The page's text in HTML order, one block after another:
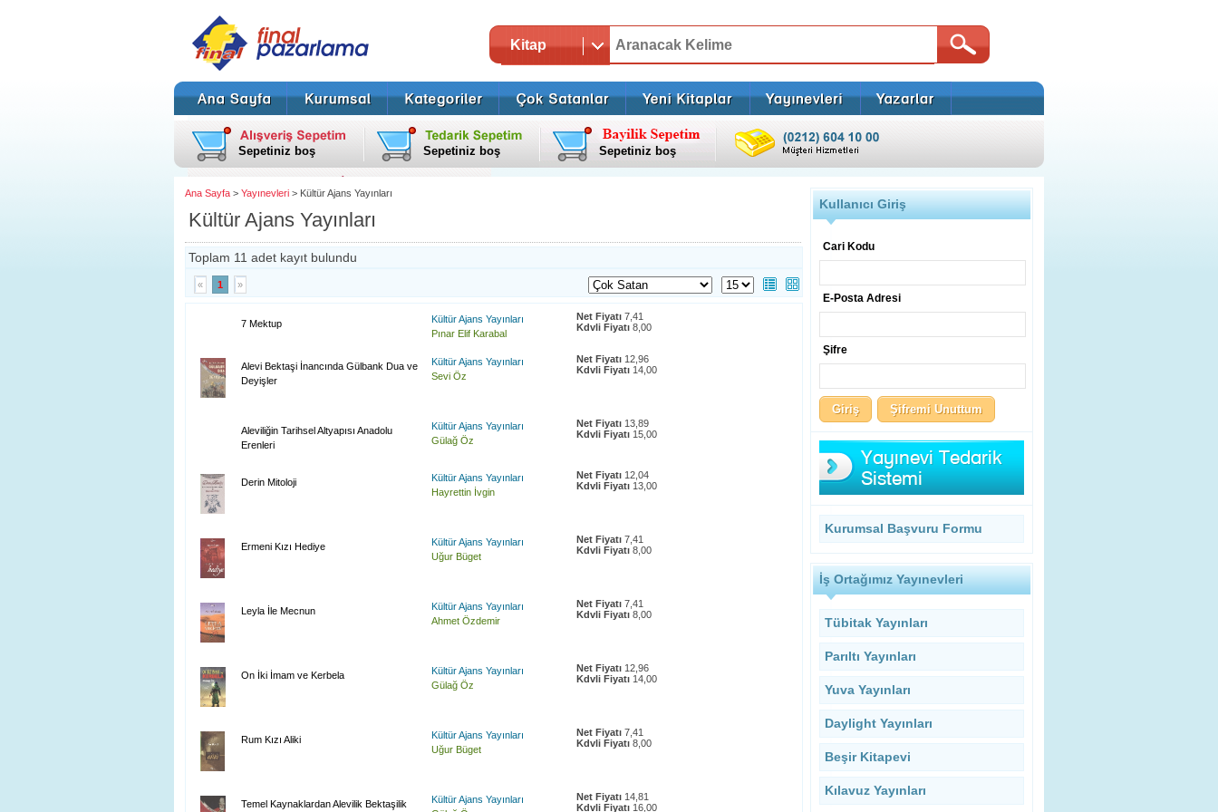
Kitap
Sepetiniz boş Sepetiniz boş Sepetiniz boş
Ana Sayfa > Yayınevleri > Kültür Ajans Yayınları
Kültür Ajans Yayınları
Toplam 11 adet kayıt bulundu
« 1 »
7 Mektup
Kültür Ajans Yayınları
Pınar Elif Karabal
Net Fiyatı 7,41
Kdvli Fiyatı 8,00
Alevi Bektaşi İnancında Gülbank Dua ve
Deyişler
Kültür Ajans Yayınları
Sevi Öz
Net Fiyatı 12,96
Kdvli Fiyatı 14,00
Aleviliğin Tarihsel Altyapısı Anadolu
Erenleri
Kültür Ajans Yayınları
Gülağ Öz
Net Fiyatı 13,89
Kdvli Fiyatı 15,00
Derin Mitoloji
Kültür Ajans Yayınları
Hayrettin İvgin
Net Fiyatı 12,04
Kdvli Fiyatı 13,00
Ermeni Kızı Hediye
Kültür Ajans Yayınları
Uğur Büget
Net Fiyatı 7,41
Kdvli Fiyatı 8,00
Leyla İle Mecnun
Kültür Ajans Yayınları
Ahmet Özdemir
Net Fiyatı 7,41
Kdvli Fiyatı 8,00
On İki İmam ve Kerbela
Kültür Ajans Yayınları
Gülağ Öz
Net Fiyatı 12,96
Kdvli Fiyatı 14,00
Rum Kızı Aliki
Kültür Ajans Yayınları
Uğur Büget
Net Fiyatı 7,41
Kdvli Fiyatı 8,00
Temel Kaynaklardan Alevilik Bektaşilik
Kültür Ajans Yayınları
Net Fiyatı 14,81
Kdvli Fiyatı 16,00
Kullanıcı Giriş
Cari Kodu
E-Posta Adresi
Şifre
Şifremi Unuttum
Kurumsal Başvuru Formu
İş Ortağımız Yayınevleri
Tübitak Yayınları
Parıltı Yayınları
Yuva Yayınları
Daylight Yayınları
Beşir Kitapevi
Kılavuz Yayınları